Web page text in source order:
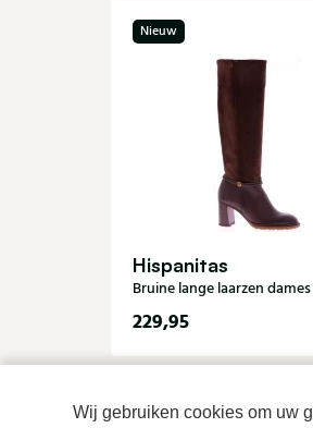
Wij gebruiken cookies om uw
Nieuw
Hispanitas
Bruine lange laarzen dames
229,95